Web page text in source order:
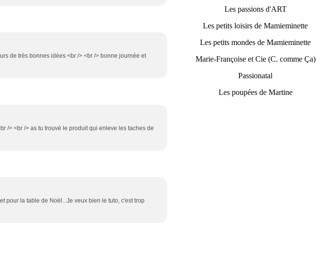
de très bonnes idées <br /> <br /> bonne journée et
/> <br /> as tu trouvé le produit qui enleve les taches de
pour la table de Noël...Je veux bien le tuto, c'est trop
Les passions d'ART
Les petits loisirs de Mamieminette
Les petits mondes de Mamieminette
Marie-Françoise et Cie (C. comme Ça)
Passionatal
Les poupées de Martine